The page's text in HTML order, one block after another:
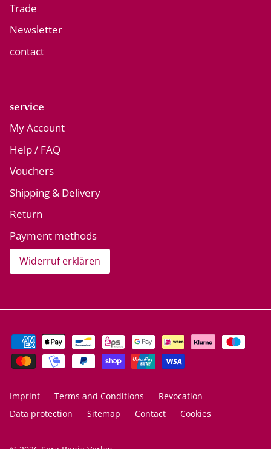
Trade
Newsletter
contact
service
My Account
Help / FAQ
Vouchers
Shipping & Delivery
Return
Payment methods
Widerruf erklären
Imprint Terms and Conditions
Revocation
Data protection
Sitemap Contact Cookies